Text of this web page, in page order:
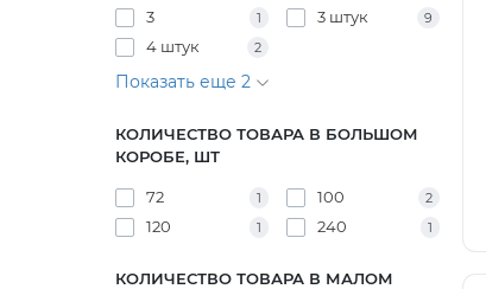
3 1 3 штук 9
4 штук 2
Показать еще 2
КОЛИЧЕСТВО ТОВАРА В БОЛЬШОМ
КОРОБЕ, ШТ
72 1 100 2
120 1 240 1
КОЛИЧЕСТВО ТОВАРА В МАЛОМ